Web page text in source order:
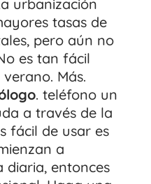
urbanización
tasas de
pero aún no
es tan fácil
Más.
. teléfono un
a través de la
fácil de usar es
a
diaria, entonces